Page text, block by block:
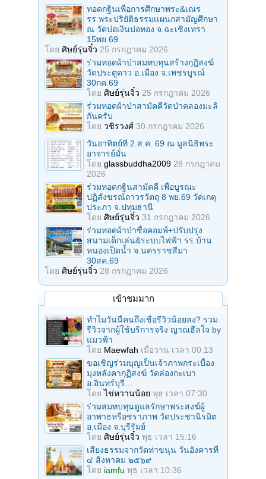
ทอดกฐินเพื่อการศึกษาพระ&เณร
รร.พระปริยัติธรรมเเผนกสามัญศึกษา
ณ วัดบ่อเงินบ่อทอง จ.ฉะเชิงเทรา
15พย.69
โดย ศิษย์รุ่นจิ๋ว 25 กรกฎาคม 2026
ร่วมทอดผ้าป่าสมทบทุนสร้างกุฎิสงฆ์
วัดประตูดาว อ.เมือง จ.เพชรบูรณ์
30กค.69
โดย ศิษย์รุ่นจิ๋ว 25 กรกฎาคม 2026
ร่วมทอดผ้าป่าสามัคคีวัดป่าคลองมะลิ
กันครับ
โดย วชิรวงศ์ 30 กรกฎาคม 2026
วันอาทิตย์ที่ 2 ส.ค. 69 ณ มูลนิธิพระ
อาจารย์มั่น
โดย glassbuddha2009 28 กรกฎาคม
2026
ร่วมทอดกฐินสามัคคี เพื่อบูรณะ
ปฏิสังขรณ์ถาวรวัตถุ 8 พย.69 วัดเกตุ
ประภา จ.ปทุมธานี
โดย ศิษย์รุ่นจิ๋ว 31 กรกฎาคม 2026
ร่วมทอดผ้าป่าซื้อคอมพ์+ปรับปรุง
สนามเด็กเล่น&ระบบไฟฟ้า รร.บ้าน
หนองเป็ดน้ำ จ.นครราชสีมา
30สค.69
โดย ศิษย์รุ่นจิ๋ว 28 กรกฎาคม 2026
เข้าชมมาก
ทำไมวันนี้คนถึงเชื่อรีวิวน้อยลง? รวม
รีวิวจากผู้ใช้บริการจริง ญาณฮีลใจ by
แมวฟ้า
โดย Maewfah เมื่อวาน เวลา 00:13
ขอเชิญร่วมบุญเป็นเจ้าภาพกระเบื้อง
มุงหลังคากุฏิสงฆ์ วัดล่องกะเบา
อ.อินทร์บุรี...
โดยไข่หวานน้อย พุธ เวลา 07:30
ร่วมสมทบทุนดูแลรักษาพระสงฆ์ผู้
อาพาธหรือชราภาพ วัดประชานิรมิต
อ.เมือง จ.บุรีรัมย์
โดย ศิษย์รุ่นจิ๋ว พุธ เวลา 15:16
เสียงธรรมจากวัดท่าขนุน วันอังคารที่
๔ สิงหาคม ๒๕๖๙
โดย iamfu พุธ เวลา 10:36